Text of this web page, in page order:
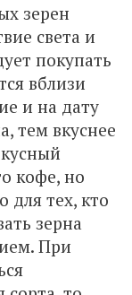
зерен
света и
покупать
вблизи
и на дату
тем вкуснее
кофе, но
для тех, кто
зерна
При